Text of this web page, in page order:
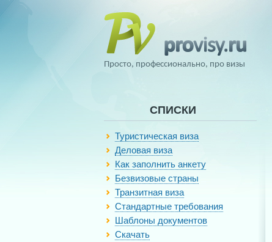
Просто, профессионально, про визы
СПИСКИ
Туристическая виза
Деловая виза
Как заполнить анкету
Безвизовые страны
Транзитная виза
Стандартные требования
Шаблоны документов
Скачать